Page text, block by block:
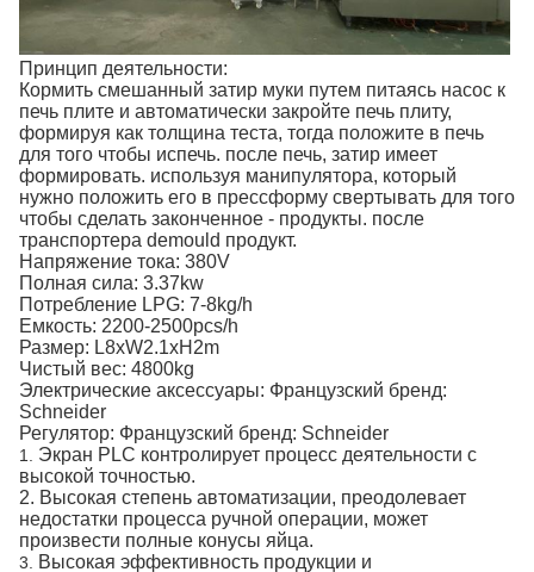
Принцип деятельности:
Кормить смешанный затир муки путем питаясь насос к
печь плите и автоматически закройте печь плиту,
формируя как толщина теста, тогда положите в печь
для того чтобы испечь. после печь, затир имеет
формировать. используя манипулятора, который
нужно положить его в прессформу свертывать для того
чтобы сделать законченное - продукты. после
транспортера demould продукт.
Напряжение тока: 380V
Полная сила: 3.37kw
Потребление LPG: 7-8kg/h
Емкость: 2200-2500pcs/h
Размер: L8xW2.1xH2m
Чистый вес: 4800kg
Электрические аксессуары: Французский бренд:
Schneider
Регулятор: Французский бренд: Schneider
1. Экран PLC контролирует процесс деятельности с
высокой точностью.
2. Высокая степень автоматизации, преодолевает
недостатки процесса ручной операции, может
произвести полные конусы яйца.
3. Высокая эффективность продукции и